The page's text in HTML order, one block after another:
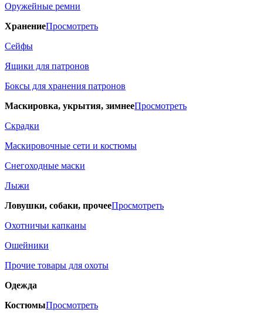
Оружейные ремни
ХранениеПросмотреть
Сейфы
Ящики для патронов
Боксы для хранения патронов
Маскировка, укрытия, зимнееПросмотреть
Скрадки
Маскировочные сети и костюмы
Снегоходные маски
Лыжи
Ловушки, собаки, прочееПросмотреть
Охотничьи капканы
Ошейники
Прочие товары для охоты
Одежда
КостюмыПросмотреть